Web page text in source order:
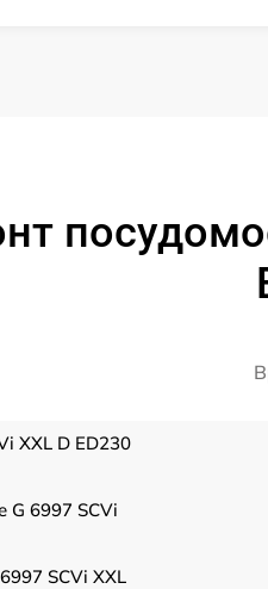
XXL D ED230
G 6997 SCVi
SCVi XXL